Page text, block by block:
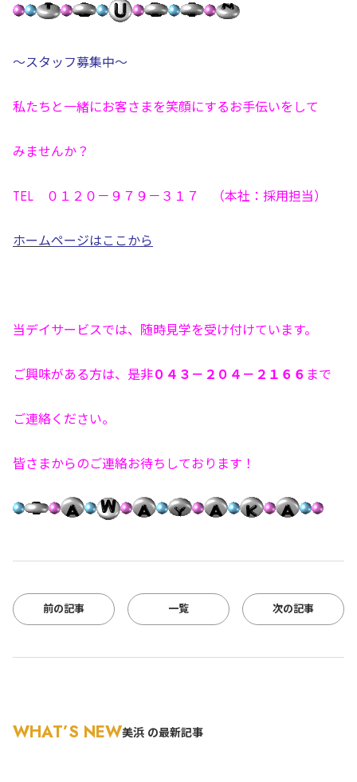
～スタッフ募集中～
私たちと一緒にお客さまを笑顔にするお手伝いをして
みませんか？
TEL ０１２０－９７９－３１７ （本社：採用担当）
ホームページはここから
当デイサービスでは、随時見学を受け付けています。
ご興味がある方は、是非０４３－２０４－２１６６ まで
ご連絡ください。
皆さまからのご連絡お待ちしております！
前の記事 一覧 次の記事
WHAT’S NEW美浜 の最新記事